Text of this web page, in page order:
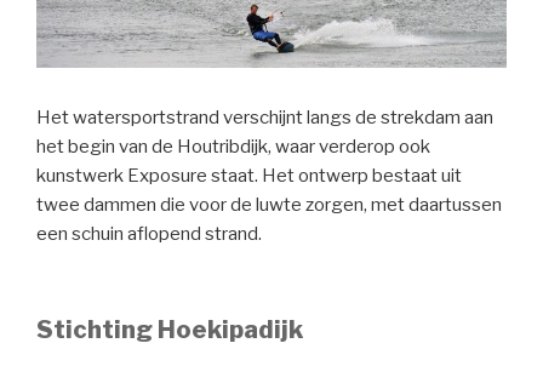
Het watersportstrand verschijnt langs de strekdam aan
het begin van de Houtribdijk, waar verderop ook
kunstwerk Exposure staat. Het ontwerp bestaat uit
twee dammen die voor de luwte zorgen, met daartussen
een schuin aflopend strand.
Stichting Hoekipadijk